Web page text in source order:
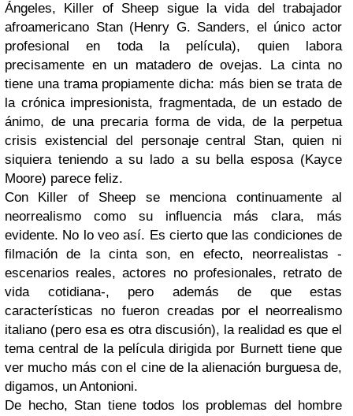
Ángeles, Killer of Sheep sigue la vida del trabajador
afroamericano Stan (Henry G. Sanders, el único actor
profesional en toda la película), quien labora
precisamente en un matadero de ovejas. La cinta no
tiene una trama propiamente dicha: más bien se trata de
la crónica impresionista, fragmentada, de un estado de
ánimo, de una precaria forma de vida, de la perpetua
crisis existencial del personaje central Stan, quien ni
siquiera teniendo a su lado a su bella esposa (Kayce
Moore) parece feliz.
Con Killer of Sheep se menciona continuamente al
neorrealismo como su influencia más clara, más
evidente. No lo veo así. Es cierto que las condiciones de
filmación de la cinta son, en efecto, neorrealistas -
escenarios reales, actores no profesionales, retrato de
vida cotidiana-, pero además de que estas
características no fueron creadas por el neorrealismo
italiano (pero esa es otra discusión), la realidad es que el
tema central de la película dirigida por Burnett tiene que
ver mucho más con el cine de la alienación burguesa de,
digamos, un Antonioni.
De hecho, Stan tiene todos los problemas del hombre